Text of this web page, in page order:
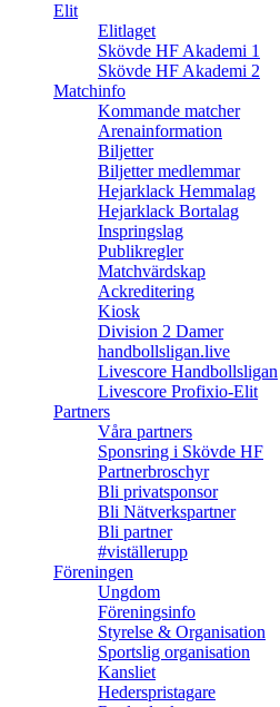
Elit
Elitlaget
Skövde HF Akademi 1
Skövde HF Akademi 2
Matchinfo
Kommande matcher
Arenainformation
Biljetter
Biljetter medlemmar
Hejarklack Hemmalag
Hejarklack Bortalag
Inspringslag
Publikregler
Matchvärdskap
Ackreditering
Kiosk
Division 2 Damer
handbollsligan.live
Livescore Handbollsligan
Livescore Profixio-Elit
Partners
Våra partners
Sponsring i Skövde HF
Partnerbroschyr
Bli privatsponsor
Bli Nätverkspartner
Bli partner
#viställerupp
Föreningen
Ungdom
Föreningsinfo
Styrelse & Organisation
Sportslig organisation
Kansliet
Hederspristagare